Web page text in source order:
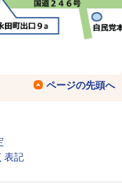
ページの先頭へ
表記